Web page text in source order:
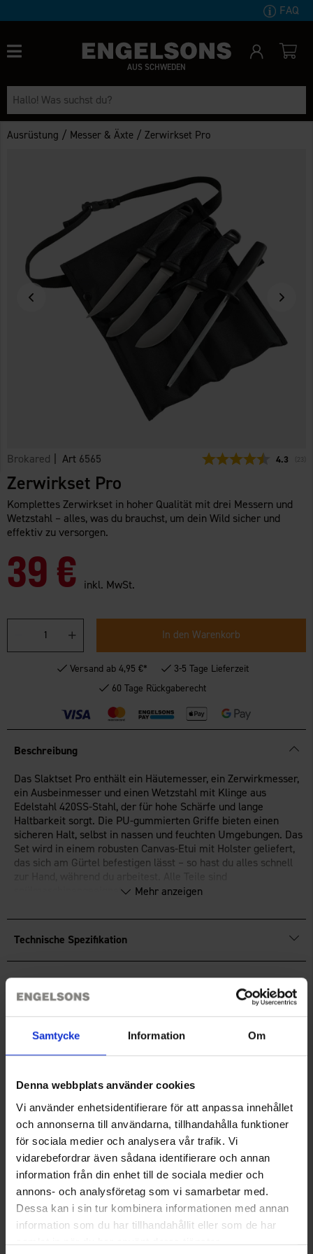
Samtycke Information Om
Denna webbplats använder cookies
Vi använder enhetsidentifierare för att anpassa innehållet
och annonserna till användarna, tillhandahålla funktioner
för sociala medier och analysera vår trafik. Vi
vidarebefordrar även sådana identifierare och annan
information från din enhet till de sociala medier och
annons- och analysföretag som vi samarbetar med.
Dessa kan i sin tur kombinera informationen med annan
information som du har tillhandahållit eller som de har
samlat in när du har använt deras tjänster.
FAQ
AUS SCHWEDEN
Ausrüstung / Messer & Äxte /Zerwirkset Pro
Brokared | Art 6565 4.3 23
Zerwirkset Pro
Komplettes Zerwirkset in hoher Qualität mit drei Messern und
Wetzstahl – alles, was du brauchst, um dein Wild sicher und
effektiv zu versorgen.
39 € inkl. MwSt.
In den Warenkorb
Versand ab 4,95 €*
3-5 Tage Lieferzeit
60 Tage Rückgaberecht
Beschreibung
Das Slaktset Pro enthält ein Häutemesser, ein Zerwirkmesser,
ein Ausbeinmesser und einen Wetzstahl mit Klinge aus
Edelstahl 420SS-Stahl, der für hohe Schärfe und lange
Haltbarkeit sorgt. Die PU-gummierten Griffe bieten einen
sicheren Halt, selbst in nassen und feuchten Umgebungen. Das
Set wird in einem robusten Canvas-Etui mit Holster geliefert,
das sich am Gürtel befestigen lässt – so hast du alles schnell
spülmaschinengeeignet.
PU-gummierte Griffe für einen sicheren Halt
Enthält:
1 Wetzstahl (Stahllänge 20 cm/Gesamtlänge 33 cm)
1 Häutemesser (Klingenlänge 15,5 cm/Gesamtlänge 30 cm)
1 Zerwirkmesser (Klingenlänge 17 cm/Gesamtlänge 31,5
1 Ausbeinmesser (Klingenlänge 16,5 cm/Gesamtlänge 30,5
cm)
Mehr anzeigen
Technische Spezifikation
Sie benötigen vielleicht auch
Granberg Sleeve Covers 100
Granberg Disposable Aprons